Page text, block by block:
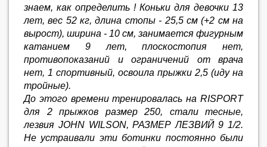
знаем, как определить ! Коньки для девочки 13
лет, вес 52 кг, длина стопы - 25,5 см (+2 см на
вырост), ширина - 10 см, занимается фигурным
катанием 9 лет, плоскостопия нет,
противопоказаний и ограничений от врача
нет, 1 спортивный, освоила прыжки 2,5 (иду на
тройные).
До этого времени тренировалась на RISPORT
для 2 прыжков размер 250, стали тесные,
лезвия JOHN WILSON, РАЗМЕР ЛЕЗВИЙ 9 1/2.
Не устраивали эти ботинки постоянно были